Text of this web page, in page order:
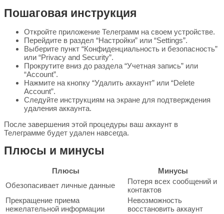
Пошаговая инструкция
Откройте приложение Телеграмм на своем устройстве.
Перейдите в раздел “Настройки” или “Settings”.
Выберите пункт “Конфиденциальность и безопасность”
или “Privacy and Security”.
Прокрутите вниз до раздела “Учетная запись” или
“Account”.
Нажмите на кнопку “Удалить аккаунт” или “Delete
Account”.
Следуйте инструкциям на экране для подтверждения
удаления аккаунта.
После завершения этой процедуры ваш аккаунт в
Телеграмме будет удален навсегда.
Плюсы и минусы
Плюсы
Минусы
Обезопасивает личные данные
Потеря всех сообщений и
контактов
Прекращение приема
нежелательной информации
Невозможность
восстановить аккаунт